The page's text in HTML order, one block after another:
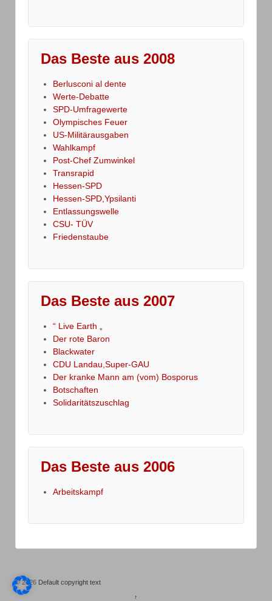
Das Beste aus 2008
Berlusconi al dente
Werte-Debatte
SPD-Umfragewerte
Olympisches Feuer
US-Militärausgaben
Wahlkampf
Post-Chef Zumwinkel
Transrapid
Hessen-SPD
Hessen-SPD,Ypsilanti
Entlassungswelle
CSU- TÜV
Friedenstaube
Das Beste aus 2007
“ Live Earth „
Der rote Baron
Blackwater
CDU Landau,Super-GAU
Der kranke Mann am (vom) Bosporus
Botschaften
Solidaritätszuschlag
Das Beste aus 2006
Arbeitskampf
© 2026 Default copyright text
↑